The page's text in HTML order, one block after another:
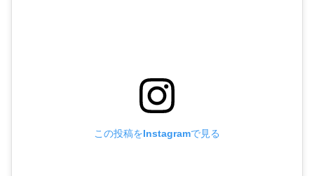
この投稿をInstagramで見る